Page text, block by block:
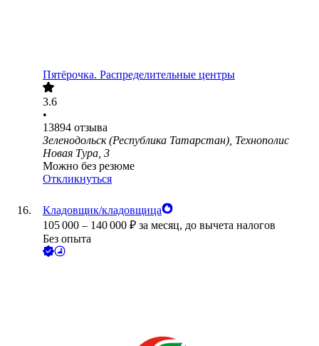
Пятёрочка. Распределительные центры
3.6
•
13894 отзыва
Зеленодольск (Республика Татарстан), Технополис
Новая Тура, 3
Можно без резюме
Откликнуться
Кладовщик/кладовщица
105 000 – 140 000 ₽ за месяц, до вычета налогов
Без опыта